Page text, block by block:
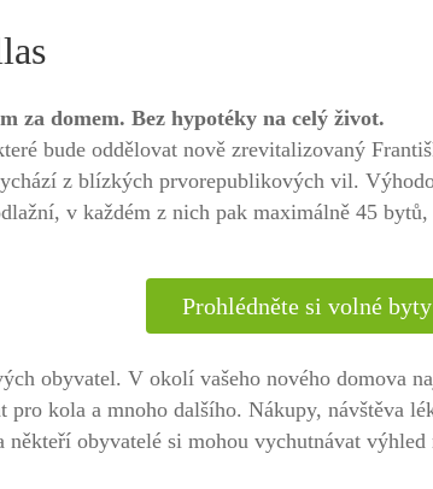
za domem. Bez hypotéky na celý život.
bude oddělovat nově zrevitalizovaný
z blízkých prvorepublikových vil.
v každém z nich pak maximálně 45
Prohlédněte si volné byty
obyvatel. V okolí vašeho nového domova
pro kola a mnoho dalšího. Nákupy, návštěva
někteří obyvatelé si mohou vychutnávat